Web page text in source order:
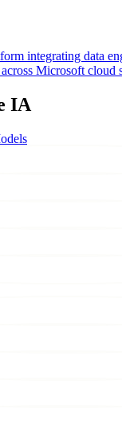
integrating data
Microsoft cloud
IA